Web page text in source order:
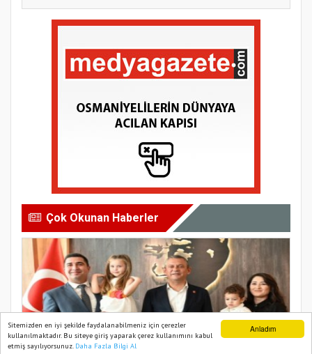
Anladım
Sitemizden en iyi şekilde faydalanabilmeniz için çerezler
kullanılmaktadır. Bu siteye giriş yaparak çerez kullanımını kabul
etmiş sayılıyorsunuz. Daha Fazla Bilgi Al
Çok Okunan Haberler
Ana Sayfa Web TV